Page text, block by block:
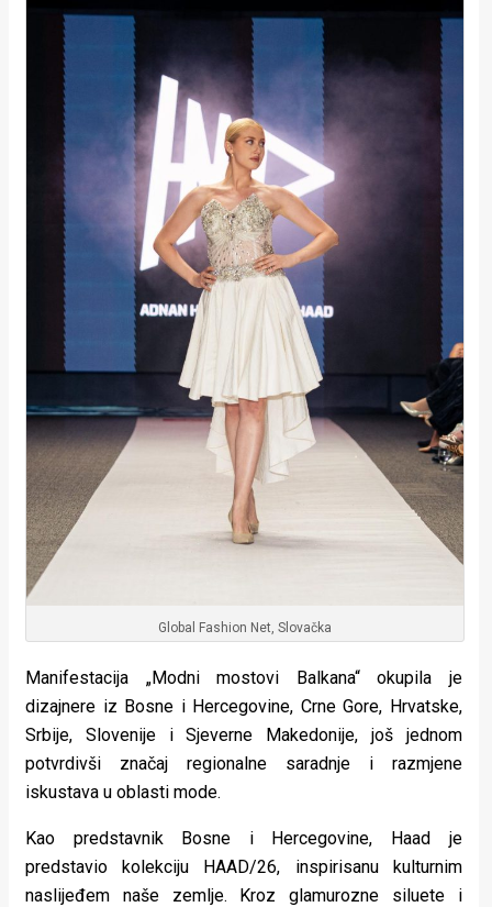
Global Fashion Net, Slovačka
Manifestacija „Modni mostovi Balkana“ okupila je
dizajnere iz Bosne i Hercegovine, Crne Gore, Hrvatske,
Srbije, Slovenije i Sjeverne Makedonije, još jednom
potvrdivši značaj regionalne saradnje i razmjene
iskustava u oblasti mode.
Kao predstavnik Bosne i Hercegovine, Haad je
predstavio kolekciju HAAD/26, inspirisanu kulturnim
naslijeđem naše zemlje. Kroz glamurozne siluete i